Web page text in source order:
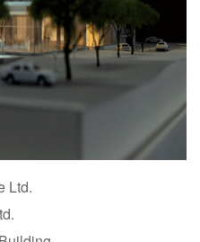
Ltd.